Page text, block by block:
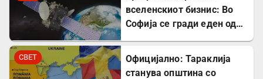
вселенскиот бизнис: Во
Софија се гради еден од
центри во Европа
СВЕТ
Официјално: Тараклија
станува општина со